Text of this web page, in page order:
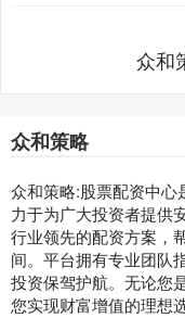
众和
众和策略
众和策略:股票配资中
力于为广大投资者提供
行业领先的配资方案，
间。平台拥有专业团队
投资保驾护航。无论您
您实现财富增值的理想选